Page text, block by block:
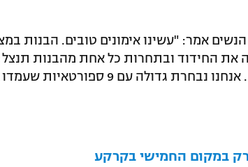
אמר: "עשינו אימונים טובים. הבנות
את החידוד ובתחרות כל אחת מהבנות תנצל
לייצר את המקסימום שלה. אנחנו נבחרת
רק במקום החמישי בקרקע